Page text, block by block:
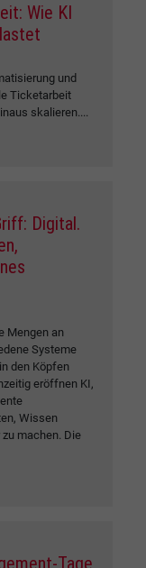
Wie KI
und
Ticketarbeit
skalieren....
Digital.
Mengen an
Systeme
den Köpfen
eröffnen KI,
Wissen
machen. Die
Tage